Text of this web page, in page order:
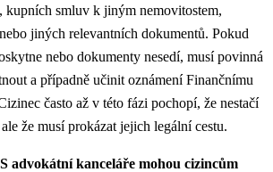
kupních smluv k jiným nemovitostem,
jiných relevantních dokumentů. Pokud
nebo dokumenty nesedí, musí povinná
a případně učinit oznámení Finančnímu
často až v této fázi pochopí, že nestačí
že musí prokázat jejich legální cestu.
advokátní kanceláře mohou cizincům